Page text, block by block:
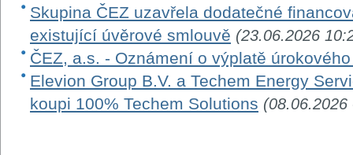
Skupina ČEZ uzavřela dodatečné
existující úvěrové smlouvě (23.06.2026
ČEZ, a.s. - Oznámení o výplatě
Elevion Group B.V. a Techem Energy
koupi 100% Techem Solutions (08.06.2026